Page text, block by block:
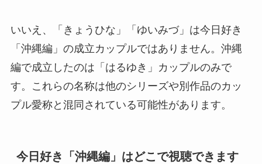
いいえ、「きょうひな」「ゆいみづ」は今日好き
「沖縄編」の成立カップルではありません。沖縄
編で成立したのは「はるゆき」カップルのみで
す。これらの名称は他のシリーズや別作品のカッ
プル愛称と混同されている可能性があります。
今日好き「沖縄編」はどこで視聴できます